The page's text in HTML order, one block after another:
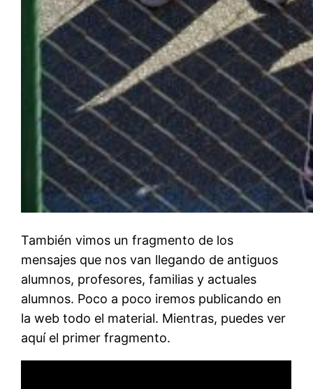
También vimos un fragmento de los
mensajes que nos van llegando de antiguos
alumnos, profesores, familias y actuales
alumnos. Poco a poco iremos publicando en
la web todo el material. Mientras, puedes ver
aquí el primer fragmento.